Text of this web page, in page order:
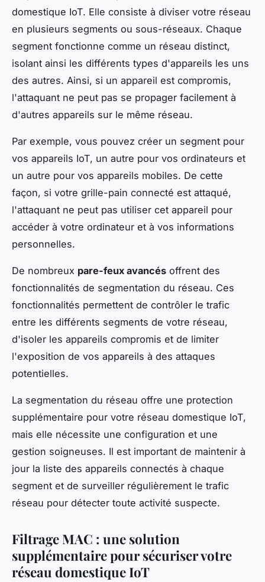
domestique IoT. Elle consiste à diviser votre réseau
en plusieurs segments ou sous-réseaux. Chaque
segment fonctionne comme un réseau distinct,
isolant ainsi les différents types d'appareils les uns
des autres. Ainsi, si un appareil est compromis,
l'attaquant ne peut pas se propager facilement à
d'autres appareils sur le même réseau.
Par exemple, vous pouvez créer un segment pour
vos appareils IoT, un autre pour vos ordinateurs et
un autre pour vos appareils mobiles. De cette
façon, si votre grille-pain connecté est attaqué,
l'attaquant ne peut pas utiliser cet appareil pour
accéder à votre ordinateur et à vos informations
personnelles.
De nombreux pare-feux avancés offrent des
fonctionnalités de segmentation du réseau. Ces
fonctionnalités permettent de contrôler le trafic
entre les différents segments de votre réseau,
d'isoler les appareils compromis et de limiter
l'exposition de vos appareils à des attaques
potentielles.
La segmentation du réseau offre une protection
supplémentaire pour votre réseau domestique IoT,
mais elle nécessite une configuration et une
gestion soigneuses. Il est important de maintenir à
jour la liste des appareils connectés à chaque
segment et de surveiller régulièrement le trafic
réseau pour détecter toute activité suspecte.
Filtrage MAC : une solution
supplémentaire pour sécuriser votre
réseau domestique IoT